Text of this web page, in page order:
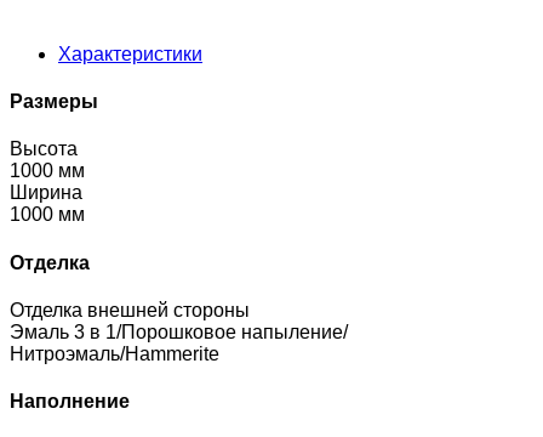
Характеристики
Размеры
Высота
1000 мм
Ширина
1000 мм
Отделка
Отделка внешней стороны
Эмаль 3 в 1/Порошковое напыление/
Нитроэмаль/Hammerite
Наполнение